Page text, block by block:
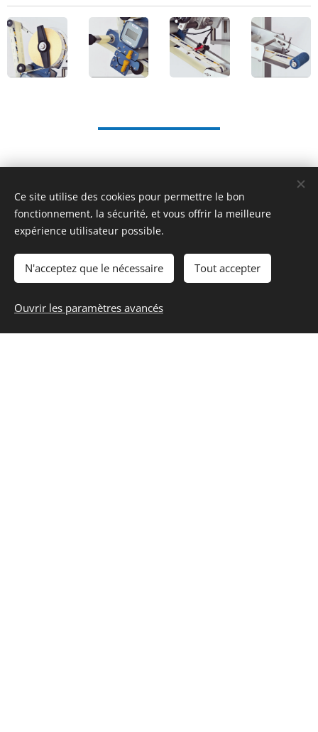
Nous écrire
Ce site utilise des cookies pour permettre le bon
fonctionnement, la sécurité, et vous offrir la meilleure
expérience utilisateur possible.
N'acceptez que le nécessaire Tout accepter
Ouvrir les paramètres avancés